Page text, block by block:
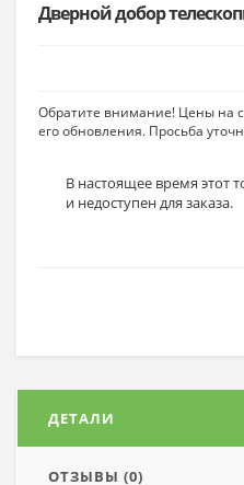
Дверной добор
Обратите внимание! Цены на
его обновления. Просьба
В настоящее время этот
и недоступен для заказа.
ДЕТАЛИ
ОТЗЫВЫ (0)